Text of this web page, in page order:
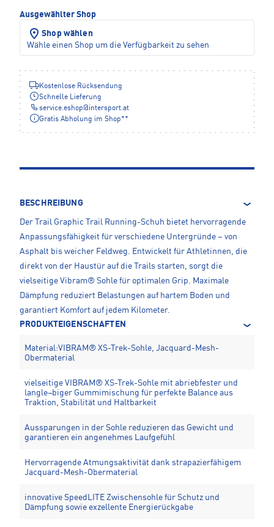
Ausgewählter Shop
Shop wählen
Wähle einen Shop um die Verfügbarkeit zu sehen
Kostenlose Rücksendung
Schnelle Lieferung
service.eshop@intersport.at
Gratis Abholung im Shop**
BESCHREIBUNG
Der Trail Graphic Trail Running-Schuh bietet hervorragende
Anpassungsfähigkeit für verschiedene Untergründe – von
Asphalt bis weicher Feldweg. Entwickelt für Athletinnen, die
direkt von der Haustür auf die Trails starten, sorgt die
vielseitige Vibram® Sohle für optimalen Grip. Maximale
Dämpfung reduziert Belastungen auf hartem Boden und
garantiert Komfort auf jedem Kilometer.
PRODUKTEIGENSCHAFTEN
Material:VIBRAM® XS-Trek-Sohle, Jacquard-Mesh-
Obermaterial
vielseitige VIBRAM® XS-Trek-Sohle mit abriebfester und
langle¬biger Gummimischung für perfekte Balance aus
Traktion, Stabilität und Haltbarkeit
Aussparungen in der Sohle reduzieren das Gewicht und
garantieren ein angenehmes Laufgefühl
Hervorragende Atmungsaktivität dank strapazierfähigem
Jacquard-Mesh-Obermaterial
innovative SpeedLITE Zwischensohle für Schutz und
Dämpfung sowie exzellente Energierückgabe